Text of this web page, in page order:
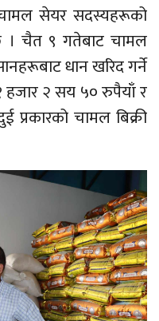
सेयर सदस्यहरूको
। चैत ९ गतेबाट चामल
धान खरिद गर्ने
हजार २ सय ५० रुपैयाँ र
प्रकारको चामल बिक्री